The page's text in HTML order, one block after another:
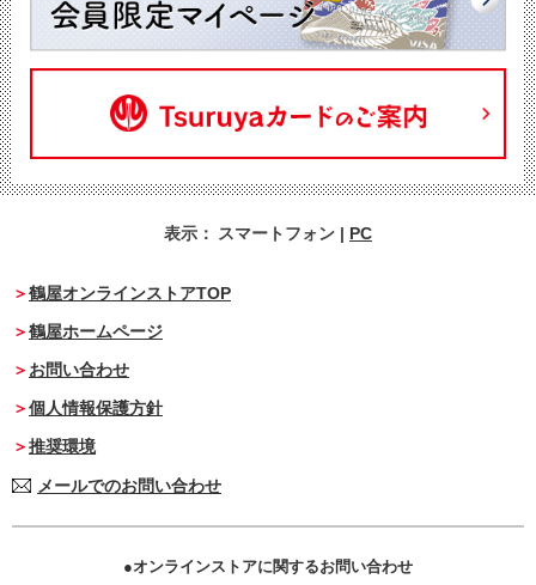
表示： スマートフォン | PC
鶴屋オンラインストアTOP
鶴屋ホームページ
お問い合わせ
個人情報保護方針
推奨環境
メールでのお問い合わせ
オンラインストアに関するお問い合わせ